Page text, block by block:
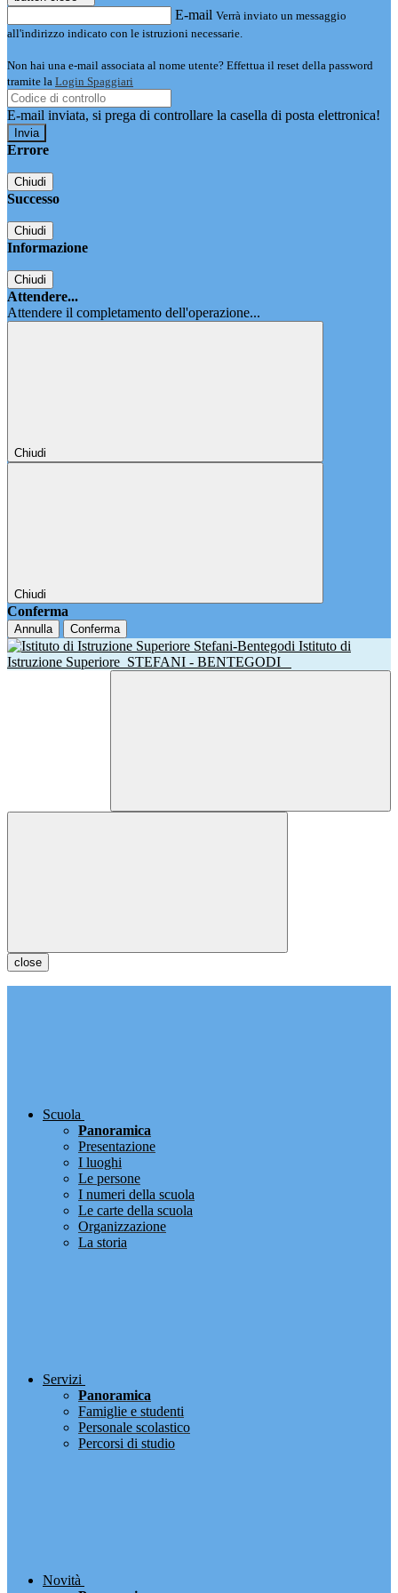
E-mail Verrà inviato un messaggio
all'indirizzo indicato con le istruzioni necessarie.
Non hai una e-mail associata al nome utente? Effettua il reset della password
tramite la Login Spaggiari
E-mail inviata, si prega di controllare la casella di posta elettronica!
Errore
Chiudi
Successo
Chiudi
Informazione
Chiudi
Attendere...
Attendere il completamento dell'operazione...
Chiudi
Chiudi
Conferma
Annulla Conferma
Istituto di
Istruzione Superiore STEFANI - BENTEGODI
close
Scuola
Panoramica
Presentazione
I luoghi
Le persone
I numeri della scuola
Le carte della scuola
Organizzazione
La storia
Servizi
Panoramica
Famiglie e studenti
Personale scolastico
Percorsi di studio
Novità